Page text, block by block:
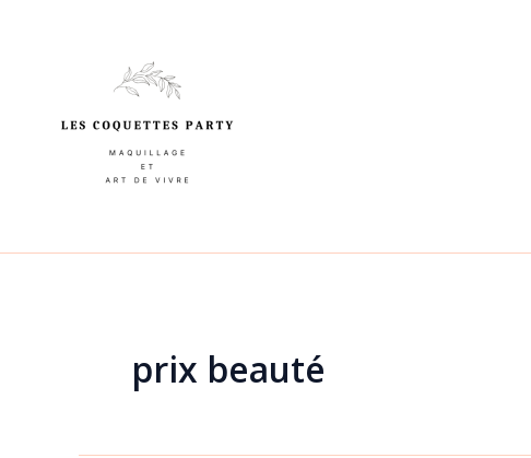
prix beauté